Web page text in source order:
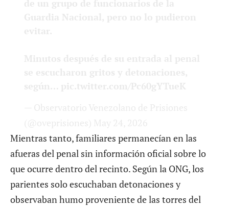
afueras del penal sin información oficial sobre lo
que ocurre dentro del recinto. Según la ONG, los
parientes solo escuchaban detonaciones y
observaban humo proveniente de las torres del
penal, por lo que temen por la integridad física y la